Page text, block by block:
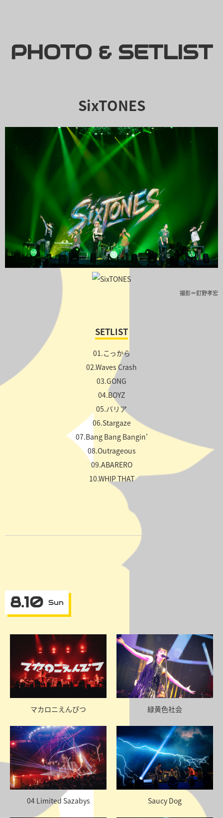
PHOTO & SETLIST
SixTONES
撮影＝釘野孝宏
SETLIST
01.こっから
02.Waves Crash
03.GONG
04.BOYZ
05.バリア
06.Stargaze
07.Bang Bang Bangin'
08.Outrageous
09.ABARERO
10.WHIP THAT
8.10 Sun
マカロニえんぴつ 緑黄色社会
04 Limited Sazabys Saucy Dog